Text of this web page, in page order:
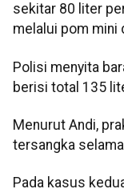
sekitar 80 liter
melalui pom mini
Polisi menyita
berisi total 135
Menurut Andi,
tersangka
Pada kasus